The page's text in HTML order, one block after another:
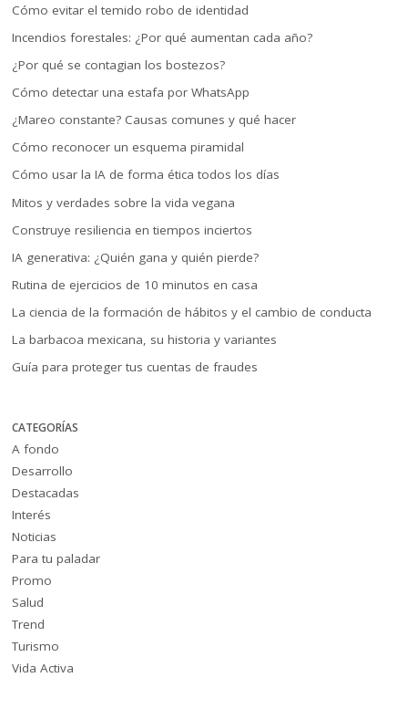
Cómo evitar el temido robo de identidad
Incendios forestales: ¿Por qué aumentan cada año?
¿Por qué se contagian los bostezos?
Cómo detectar una estafa por WhatsApp
¿Mareo constante? Causas comunes y qué hacer
Cómo reconocer un esquema piramidal
Cómo usar la IA de forma ética todos los días
Mitos y verdades sobre la vida vegana
Construye resiliencia en tiempos inciertos
IA generativa: ¿Quién gana y quién pierde?
Rutina de ejercicios de 10 minutos en casa
La ciencia de la formación de hábitos y el cambio de conducta
La barbacoa mexicana, su historia y variantes
Guía para proteger tus cuentas de fraudes
CATEGORÍAS
A fondo
Desarrollo
Destacadas
Interés
Noticias
Para tu paladar
Promo
Salud
Trend
Turismo
Vida Activa